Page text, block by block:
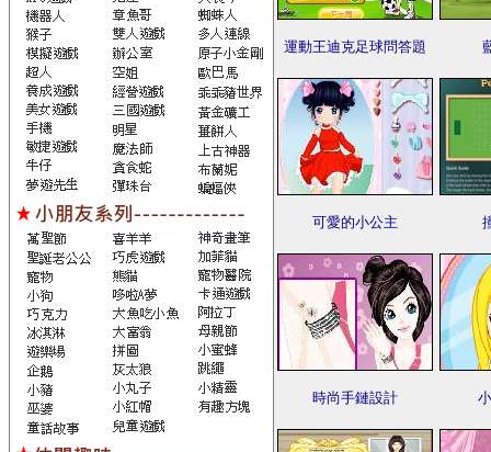
運動王迪克足球問答題
可愛的小公主
時尚手鏈設計